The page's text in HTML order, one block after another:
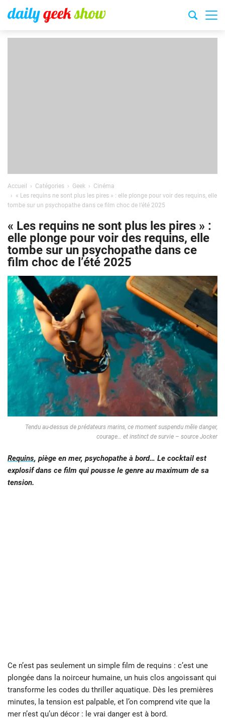
Accueil Catégories Geek
Cinéma
« Les requins ne sont plus les pires » : elle plonge pour voir des requins, elle
tombe sur un psychopathe dans ce film choc de l’été 2025
« Les requins ne sont plus les pires » :
elle plonge pour voir des requins, elle
tombe sur un psychopathe dans ce
film choc de l’été 2025
Tendu au-dessus de prédateurs marins, ce moment suspendu mêle danger,
courage… et instinct de survie – source Jocker
Requins, piège en mer, psychopathe à bord… Le cocktail est
explosif dans ce film qui pousse le genre au maximum de sa
tension.
Ce n’est pas seulement un simple film de requins : c’est une
plongée dans la noirceur humaine, un huis clos angoissant qui
transforme les codes du thriller aquatique. Dès les premières
minutes, la tension est palpable, et l’on comprend vite que la
mer n’est qu’un décor : le vrai danger est à bord.